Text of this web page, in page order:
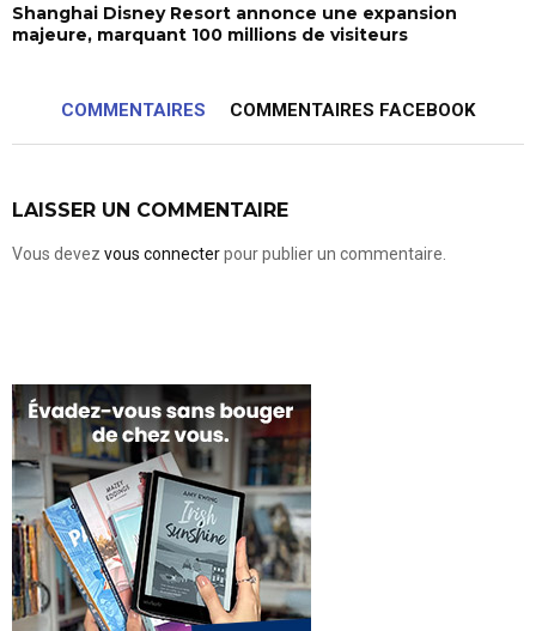
Shanghai Disney Resort annonce une expansion
majeure, marquant 100 millions de visiteurs
COMMENTAIRES COMMENTAIRES FACEBOOK
LAISSER UN COMMENTAIRE
Vous devez vous connecterpour publier un commentaire.